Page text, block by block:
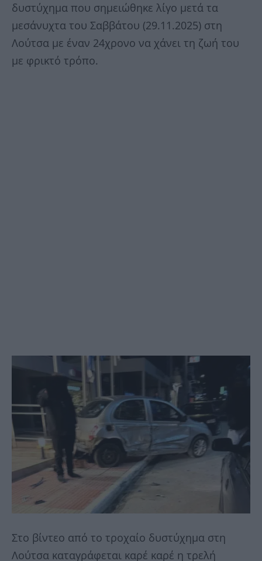
δυστύχημα που σημειώθηκε λίγο μετά τα
μεσάνυχτα του Σαββάτου (29.11.2025) στη
Λούτσα με έναν 24χρονο να χάνει τη ζωή του
με φρικτό τρόπο.
Στο βίντεο από το τροχαίο δυστύχημα στη
Λούτσα καταγράφεται καρέ καρέ η τρελή